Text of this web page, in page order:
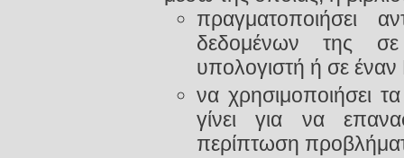
πραγματοποιήσει
δεδομένων της σε
υπολογιστή ή σε έναν
να χρησιμοποιήσει
γίνει για να
περίπτωση